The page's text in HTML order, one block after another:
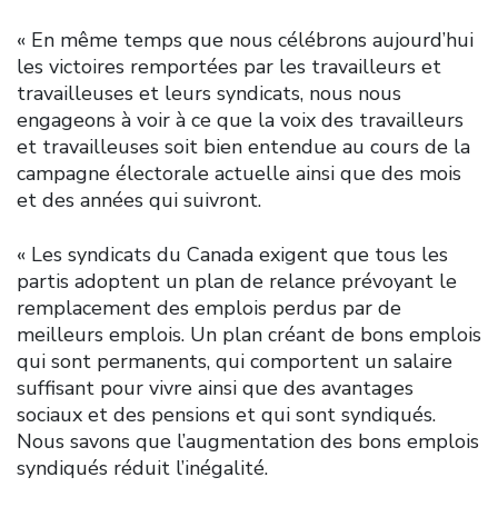
« En même temps que nous célébrons aujourd’hui
les victoires remportées par les travailleurs et
travailleuses et leurs syndicats, nous nous
engageons à voir à ce que la voix des travailleurs
et travailleuses soit bien entendue au cours de la
campagne électorale actuelle ainsi que des mois
et des années qui suivront.
« Les syndicats du Canada exigent que tous les
partis adoptent un plan de relance prévoyant le
remplacement des emplois perdus par de
meilleurs emplois. Un plan créant de bons emplois
qui sont permanents, qui comportent un salaire
suffisant pour vivre ainsi que des avantages
sociaux et des pensions et qui sont syndiqués.
Nous savons que l’augmentation des bons emplois
syndiqués réduit l’inégalité.